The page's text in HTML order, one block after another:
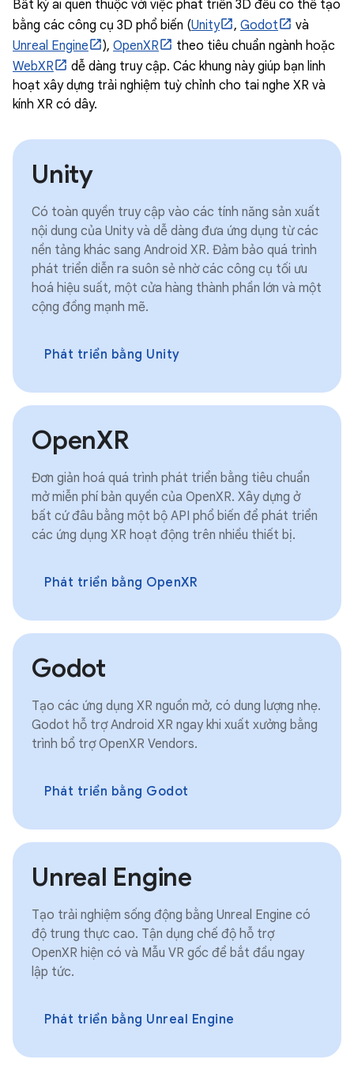
Bất kỳ ai quen thuộc với việc phát triển 3D đều có thể tạo
bằng các công cụ 3D phổ biến (Unity , Godot
và
Unreal Engine
), OpenXR
theo tiêu chuẩn ngành hoặc
WebXR
dễ dàng truy cập. Các khung này giúp bạn linh
hoạt xây dựng trải nghiệm tuỳ chỉnh cho tai nghe XR và
kính XR có dây.
Unity
Có toàn quyền truy cập vào các tính năng sản xuất
nội dung của Unity và dễ dàng đưa ứng dụng từ các
nền tảng khác sang Android XR. Đảm bảo quá trình
phát triển diễn ra suôn sẻ nhờ các công cụ tối ưu
hoá hiệu suất, một cửa hàng thành phần lớn và một
cộng đồng mạnh mẽ.
Phát triển bằng Unity
OpenXR
Đơn giản hoá quá trình phát triển bằng tiêu chuẩn
mở miễn phí bản quyền của OpenXR. Xây dựng ở
bất cứ đâu bằng một bộ API phổ biến để phát triển
các ứng dụng XR hoạt động trên nhiều thiết bị.
Phát triển bằng OpenXR
Godot
Tạo các ứng dụng XR nguồn mở, có dung lượng nhẹ.
Godot hỗ trợ Android XR ngay khi xuất xưởng bằng
trình bổ trợ OpenXR Vendors.
Phát triển bằng Godot
Unreal Engine
Tạo trải nghiệm sống động bằng Unreal Engine có
độ trung thực cao. Tận dụng chế độ hỗ trợ
OpenXR hiện có và Mẫu VR gốc để bắt đầu ngay
lập tức.
Phát triển bằng Unreal Engine